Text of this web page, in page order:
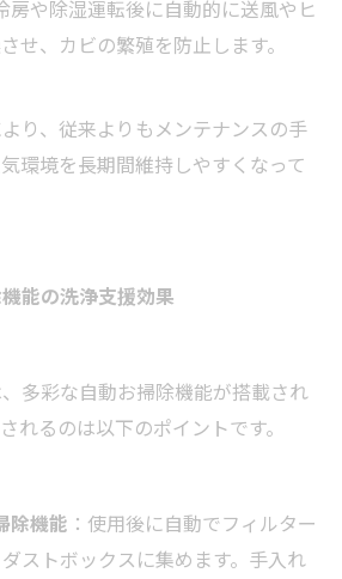
房や除湿運転後に自動的に送風やヒ
せ、カビの繁殖を防止します。
り、従来よりもメンテナンスの手
環境を長期間維持しやすくなって
能の洗浄支援効果
多彩な自動お掃除機能が搭載され
れるのは以下のポイントです。
除機能 ：使用後に自動でフィルター
ストボックスに集めます。手入れ